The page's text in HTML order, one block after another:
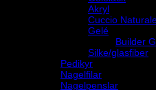
Akryl
Cuccio
Gelé
Builder
Silke/glasfiber
Pedikyr
Nagelfilar
Nagelpenslar